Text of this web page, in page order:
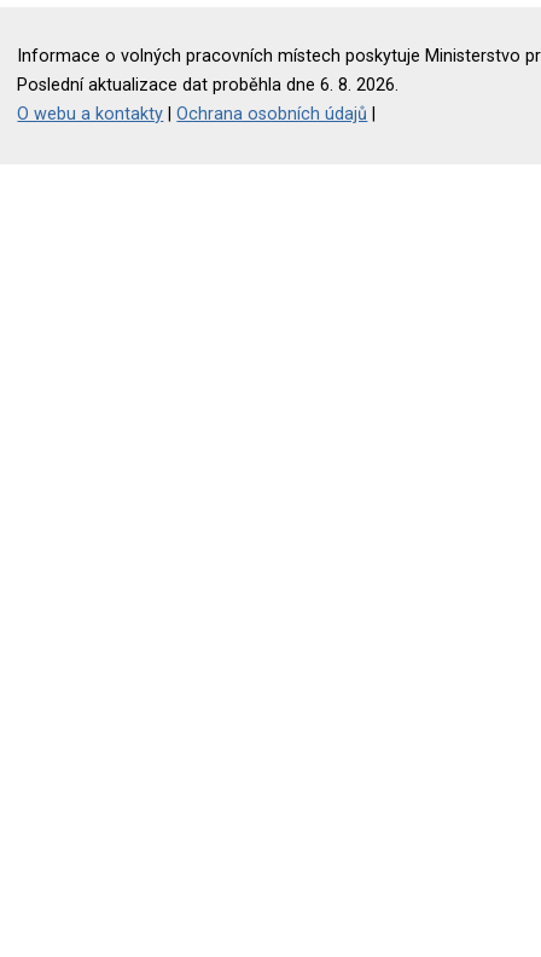
Informace o volných pracovních místech poskytuje Ministerstvo
Poslední aktualizace dat proběhla dne 6. 8. 2026.
O webu a kontakty |Ochrana osobních údajů